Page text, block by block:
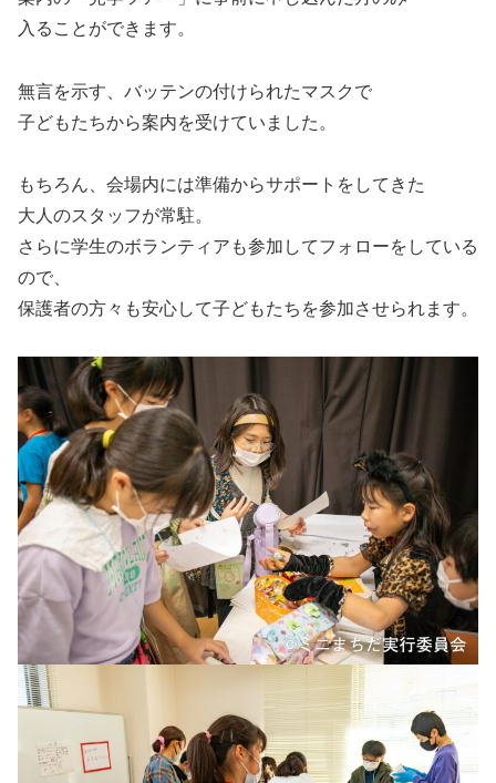
入ることができます。
無言を示す、バッテンの付けられたマスクで
子どもたちから案内を受けていました。
もちろん、会場内には準備からサポートをしてきた
大人のスタッフが常駐。
さらに学生のボランティアも参加してフォローをしている
ので、
保護者の方々も安心して子どもたちを参加させられます。